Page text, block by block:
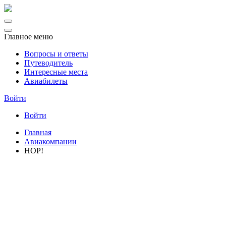
Главное меню
Вопросы и ответы
Путеводитель
Интересные места
Авиабилеты
Войти
Войти
Главная
Авиакомпании
HOP!